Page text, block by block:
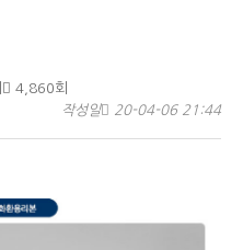
4,860회
작성일
20-04-06 21:44